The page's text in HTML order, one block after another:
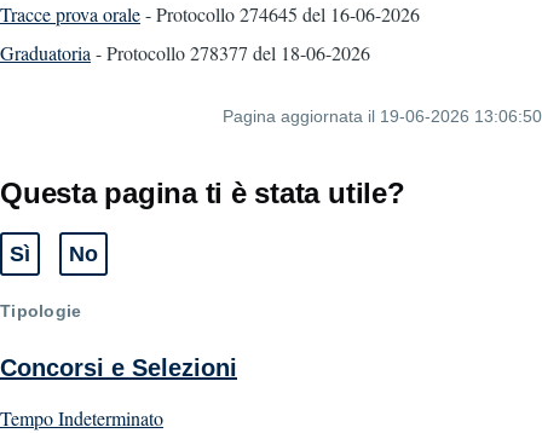
Tracce prova orale- Protocollo 274645 del 16-06-2026
Graduatoria - Protocollo 278377 del 18-06-2026
Pagina aggiornata il 19-06-2026 13:06:50
Questa pagina ti è stata utile?
Sì
Tipologie
Concorsi e Selezioni
Tempo Indeterminato